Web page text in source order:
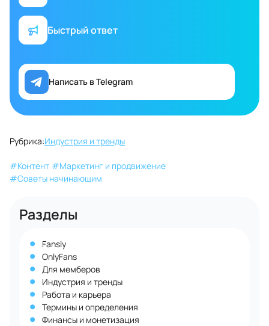
Быстрый ответ
Написать в Telegram
Рубрика:Индустрия и тренды
#Контент #Маркетинг и продвижение
#Советы начинающим
Разделы
Fansly
OnlyFans
Для мемберов
Индустрия и тренды
Работа и карьера
Термины и определения
Финансы и монетизация